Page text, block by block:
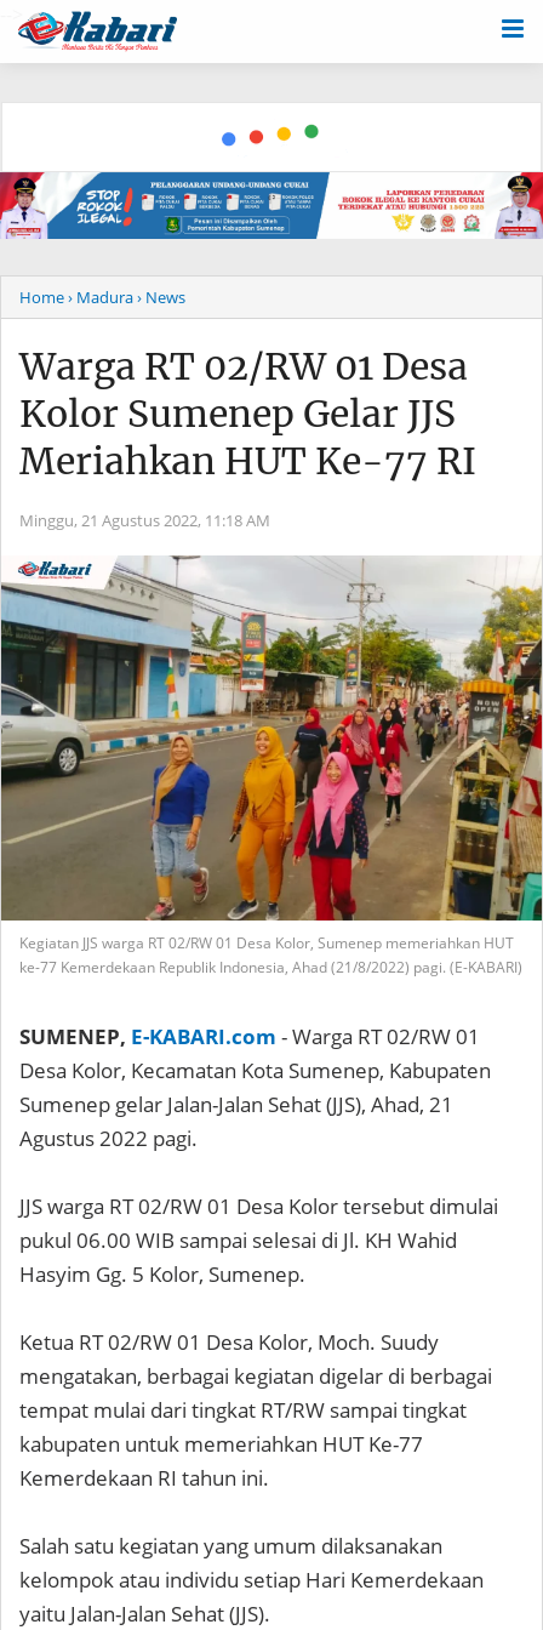
Home› Madura› News
Warga RT 02/RW 01 Desa
Kolor Sumenep Gelar JJS
Meriahkan HUT Ke-77 RI
Minggu, 21 Agustus 2022, 11:18 AM
Kegiatan JJS warga RT 02/RW 01 Desa Kolor, Sumenep memeriahkan HUT
ke-77 Kemerdekaan Republik Indonesia, Ahad (21/8/2022) pagi. (E-KABARI)
SUMENEP, E-KABARI.com - Warga RT 02/RW 01
Desa Kolor, Kecamatan Kota Sumenep, Kabupaten
Sumenep gelar Jalan-Jalan Sehat (JJS), Ahad, 21
Agustus 2022 pagi.
JJS warga RT 02/RW 01 Desa Kolor tersebut dimulai
pukul 06.00 WIB sampai selesai di Jl. KH Wahid
Hasyim Gg. 5 Kolor, Sumenep.
Ketua RT 02/RW 01 Desa Kolor, Moch. Suudy
mengatakan, berbagai kegiatan digelar di berbagai
tempat mulai dari tingkat RT/RW sampai tingkat
kabupaten untuk memeriahkan HUT Ke-77
Kemerdekaan RI tahun ini.
Salah satu kegiatan yang umum dilaksanakan
kelompok atau individu setiap Hari Kemerdekaan
yaitu Jalan-Jalan Sehat (JJS).